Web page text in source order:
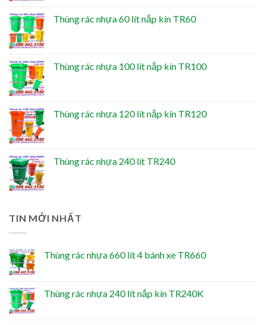
Thùng rác nhựa 60 lít nắp kín TR60
Thùng rác nhựa 100 lít nắp kín TR100
Thùng rác nhựa 120 lít nắp kín TR120
Thùng rác nhựa 240 lít TR240
TIN MỚI NHẤT
Thùng rác nhựa 660 lít 4 bánh xe TR660
Thùng rác nhựa 240 lít nắp kín TR240K